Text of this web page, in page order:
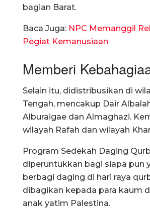
bagian Barat.
Baca Juga: NPC Memanggil
Pegiat Kemanusiaan
Memberi
Selain itu, didistribusikan di
Tengah, mencakup Dair
Alburaigae dan Almaghazi.
wilayah Rafah dan wilayah
Program Sedekah Daging
diperuntukkan bagi siapa pun
berbagi daging di hari raya
dibagikan kepada para kaum
anak yatim Palestina.